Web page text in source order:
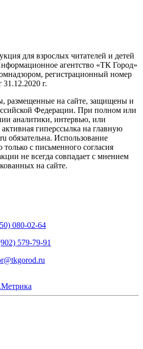
для взрослых читателей и детей
агентство «ТК Город»
регистрационный номер
г.
размещенные на сайте, защищены и
Федерации. При полном или
аналитики, интервью, или
гиперссылка на главную
обязательна. Использование
с письменного согласия
не всегда совпадает с мнением
на сайте.
080-02-64
579-79-91